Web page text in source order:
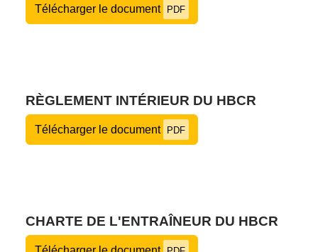
Télécharger le document PDF
RÈGLEMENT INTÉRIEUR DU HBCR
Télécharger le document PDF
CHARTE DE L'ENTRAÎNEUR DU HBCR